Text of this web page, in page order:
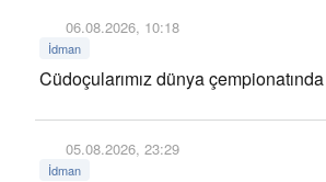
06.08.2026, 10:18
İdman
Cüdoçularımız dünya
05.08.2026, 23:29
İdman